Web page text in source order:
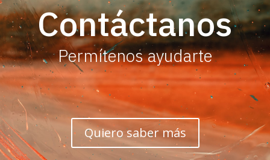
Contáctanos
Permítenos ayudarte
Quiero saber más